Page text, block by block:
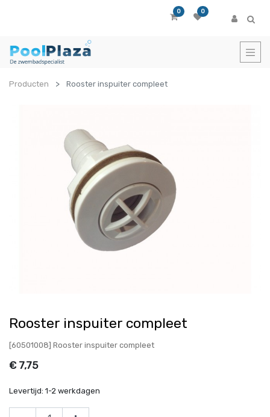
0 0
Producten Rooster inspuiter compleet
Rooster inspuiter compleet
[60501008] Rooster inspuiter compleet
€ 7,75
Levertijd: 1-2 werkdagen